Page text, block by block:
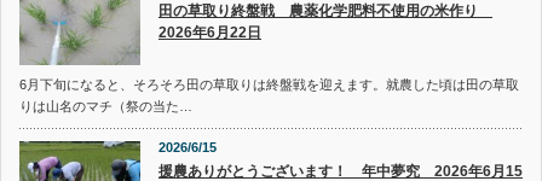
田の草取り終盤戦 農薬化学肥料不使用の米作り
2026年6月22日
6月下旬になると、そろそろ田の草取りは終盤戦を迎えます。就農した頃は田の草取
りは山名のマチ（祭の当た…
2026/6/15
援農ありがとうございます！ 年中夢究 2026年6月15